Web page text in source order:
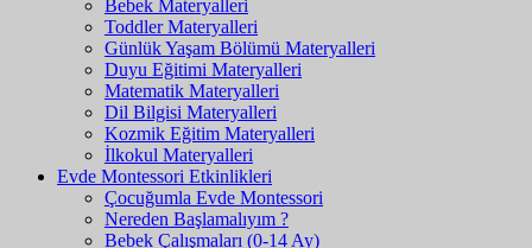
Bebek Materyalleri
Toddler Materyalleri
Günlük Yaşam Bölümü Materyalleri
Duyu Eğitimi Materyalleri
Matematik Materyalleri
Dil Bilgisi Materyalleri
Kozmik Eğitim Materyalleri
İlkokul Materyalleri
Evde Montessori Etkinlikleri
Çocuğumla Evde Montessori
Nereden Başlamalıyım ?
Bebek Çalışmaları (0-14 Ay)